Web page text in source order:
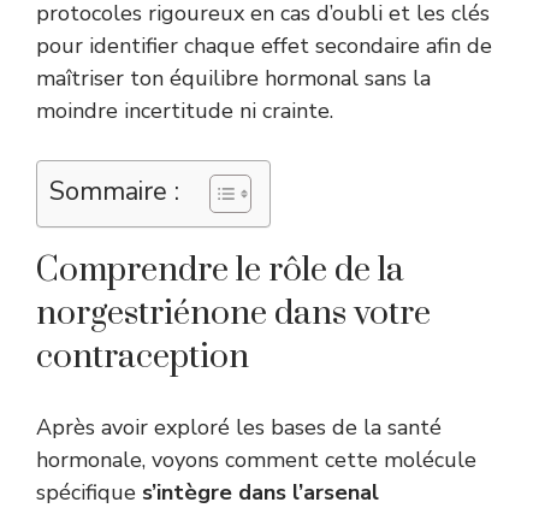
protocoles rigoureux en cas d’oubli et les clés
pour identifier chaque effet secondaire afin de
maîtriser ton équilibre hormonal sans la
moindre incertitude ni crainte.
Sommaire :
Comprendre le rôle de la
norgestriénone dans votre
contraception
Après avoir exploré les bases de la santé
hormonale, voyons comment cette molécule
spécifique s’intègre dans l’arsenal